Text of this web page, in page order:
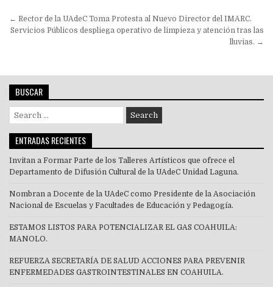
Navegación
de
← Rector de la UAdeC Toma Protesta al Nuevo Director del IMARC.
Servicios Públicos despliega operativo de limpieza y atención tras las
lluvias. →
BUSCAR
Search
for:
ENTRADAS RECIENTES
Invitan a Formar Parte de los Talleres Artísticos que ofrece el
Departamento de Difusión Cultural de la UAdeC Unidad Laguna.
Nombran a Docente de la UAdeC como Presidente de la Asociación
Nacional de Escuelas y Facultades de Educación y Pedagogía.
ESTAMOS LISTOS PARA POTENCIALIZAR EL GAS COAHUILA:
MANOLO.
REFUERZA SECRETARÍA DE SALUD ACCIONES PARA PREVENIR
ENFERMEDADES GASTROINTESTINALES EN COAHUILA.